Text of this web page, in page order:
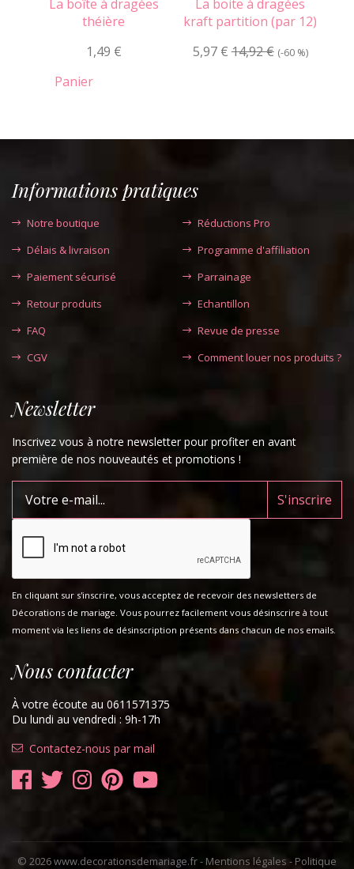
La boîte à dragées
théière
1,49 €
Panier
La boite à dragées
kraft partition (par 12)
5,97 € 14,92 € (-60 %)
Informations pratiques
Notre boutique
Délais & livraison
Paiement sécurisé
Retour produits
FAQ
CGV
Réductions Pro
Programme d'affiliation
Parrainage
Echantillon
Revue de presse
Comment louer nos produits ?
Newsletter
Inscrivez vous à notre newsletter pour profiter en avant
première de nos nouveautés et promotions !
En cliquant sur s'inscrire, vous acceptez de recevoir des newsletters de
Décorations de mariage. Vous pourrez facilement vous désinscrire à tout
moment via les liens de désinscription présents dans chacun de nos emails.
Nous contacter
À votre écoute au 0611571375
Du lundi au vendredi : 9h-17h
Contactez-nous par mail
© 2026 www.decorationsdemariage.fr - Mentions légales-Politique